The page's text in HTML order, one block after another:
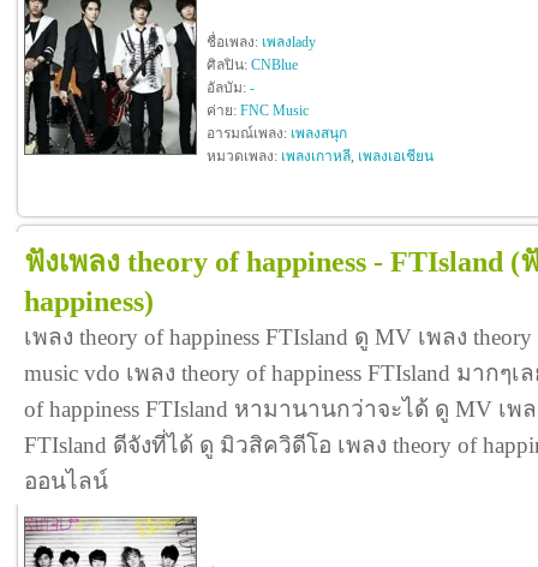
ชื่อเพลง: เพลงlady
ศิลปิน: CNBlue
อัลบัม: -
ค่าย: FNC Music
อารมณ์เพลง: เพลงสนุก
หมวดเพลง: เพลงเกาหลี, เพลงเอเชียน
ฟังเพลง theory of happiness - FTIsland (
happiness)
เพลง theory of happiness FTIsland ดู MV เพลง
music vdo เพลง theory of happiness FTIsland มากๆ
of happiness FTIsland หามานานกว่าจะได้ ดู MV เพล
FTIsland ดีจังที่ได้ ดู มิวสิควิดีโอ เพลง theory of
ออนไลน์